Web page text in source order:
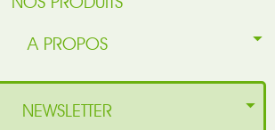
A PROPOS
NEWSLETTER